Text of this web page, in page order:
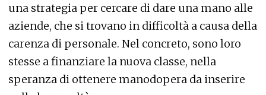
una strategia per cercare di dare una mano alle
aziende, che si trovano in difficoltà a causa della
carenza di personale. Nel concreto, sono loro
stesse a finanziare la nuova classe, nella
speranza di ottenere manodopera da inserire